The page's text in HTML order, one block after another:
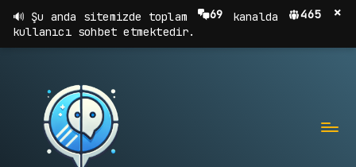
Şu anda sitemizde toplam 69 kanalda
465
kullanıcı sohbet etmektedir.
×